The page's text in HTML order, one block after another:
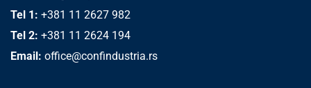
Tel 1: +381 11 2627 982
Tel 2: +381 11 2624 194
Email: office@confindustria.rs